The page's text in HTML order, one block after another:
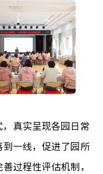
真实呈现各园日常
一线，促进了园所
过程性评估机制，